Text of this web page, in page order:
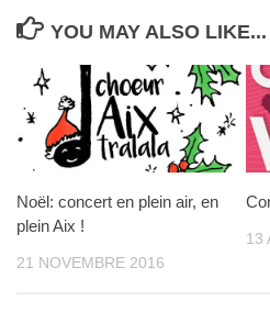
YOU MAY ALSO LIKE...
Noël: concert en plein air, en
plein Aix !
21 NOVEMBRE 2016
13